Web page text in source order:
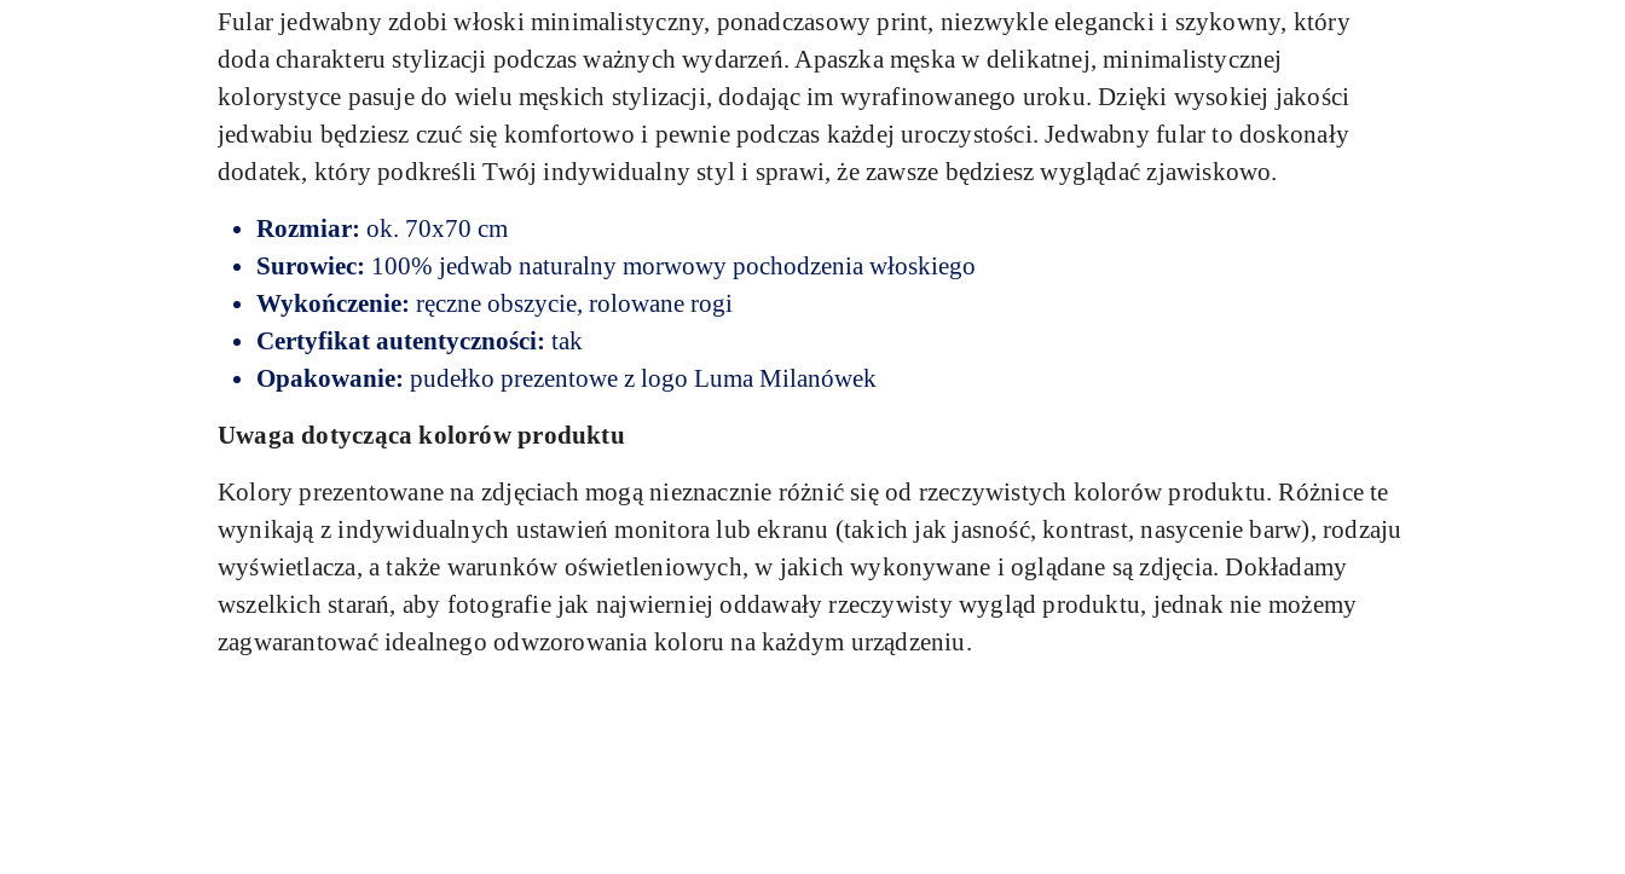
Fular jedwabny zdobi włoski minimalistyczny, ponadczasowy print, niezwykle elegancki i szykowny, który
doda charakteru stylizacji podczas ważnych wydarzeń. Apaszka męska w delikatnej, minimalistycznej
kolorystyce pasuje do wielu męskich stylizacji, dodając im wyrafinowanego uroku. Dzięki wysokiej jakości
jedwabiu będziesz czuć się komfortowo i pewnie podczas każdej uroczystości. Jedwabny fular to doskonały
dodatek, który podkreśli Twój indywidualny styl i sprawi, że zawsze będziesz wyglądać zjawiskowo.
Rozmiar: ok. 70x70 cm
Surowiec: 100% jedwab naturalny morwowy pochodzenia włoskiego
Wykończenie: ręczne obszycie, rolowane rogi
Certyfikat autentyczności: tak
Opakowanie: pudełko prezentowe z logo Luma Milanówek
Uwaga dotycząca kolorów produktu
Kolory prezentowane na zdjęciach mogą nieznacznie różnić się od rzeczywistych kolorów produktu. Różnice te
wynikają z indywidualnych ustawień monitora lub ekranu (takich jak jasność, kontrast, nasycenie barw), rodzaju
wyświetlacza, a także warunków oświetleniowych, w jakich wykonywane i oglądane są zdjęcia. Dokładamy
wszelkich starań, aby fotografie jak najwierniej oddawały rzeczywisty wygląd produktu, jednak nie możemy
zagwarantować idealnego odwzorowania koloru na każdym urządzeniu.